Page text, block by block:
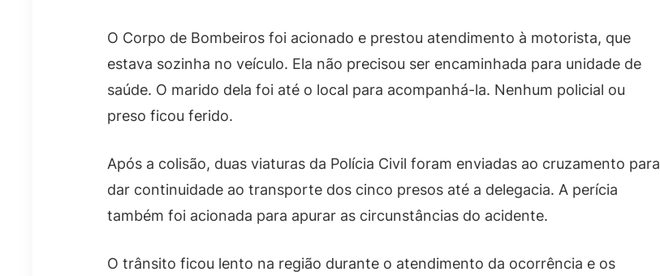
O Corpo de Bombeiros foi acionado e prestou atendimento à motorista, que
estava sozinha no veículo. Ela não precisou ser encaminhada para unidade de
saúde. O marido dela foi até o local para acompanhá-la. Nenhum policial ou
preso ficou ferido.
Após a colisão, duas viaturas da Polícia Civil foram enviadas ao cruzamento para
dar continuidade ao transporte dos cinco presos até a delegacia. A perícia
também foi acionada para apurar as circunstâncias do acidente.
O trânsito ficou lento na região durante o atendimento da ocorrência e os